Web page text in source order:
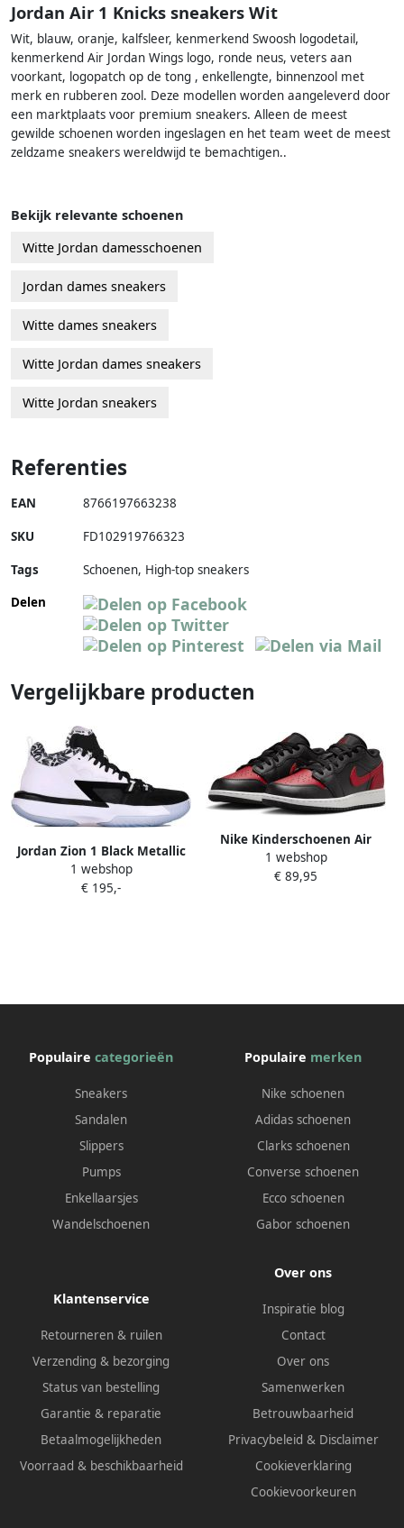
Jordan Air 1 Knicks sneakers Wit
Wit, blauw, oranje, kalfsleer, kenmerkend Swoosh logodetail,
kenmerkend Air Jordan Wings logo, ronde neus, veters aan
voorkant, logopatch op de tong , enkellengte, binnenzool met
merk en rubberen zool. Deze modellen worden aangeleverd door
een marktplaats voor premium sneakers. Alleen de meest
gewilde schoenen worden ingeslagen en het team weet de meest
zeldzame sneakers wereldwijd te bemachtigen..
Bekijk relevante schoenen
Witte Jordan damesschoenen
Jordan dames sneakers
Witte dames sneakers
Witte Jordan dames sneakers
Witte Jordan sneakers
Referenties
EAN 8766197663238
SKU FD102919766323
Tags
Schoenen, High-top sneakers
Delen
Vergelijkbare producten
Jordan Zion 1 Black Metallic
Gold White Schoenmaat 42 1
2 Basketball Performance
1 webshop
€ 195,-
Nike Kinderschoenen Air
Jordan 1 Low Black Kind
Black
1 webshop
€ 89,95
Populaire categorieën
Sneakers
Sandalen
Slippers
Pumps
Enkellaarsjes
Wandelschoenen
Populaire merken
Nike schoenen
Adidas schoenen
Clarks schoenen
Converse schoenen
Ecco schoenen
Gabor schoenen
Klantenservice
Retourneren & ruilen
Verzending & bezorging
Status van bestelling
Garantie & reparatie
Betaalmogelijkheden
Voorraad & beschikbaarheid
Over ons
Inspiratie blog
Contact
Over ons
Samenwerken
Betrouwbaarheid
Privacybeleid & Disclaimer
Cookieverklaring
Cookievoorkeuren